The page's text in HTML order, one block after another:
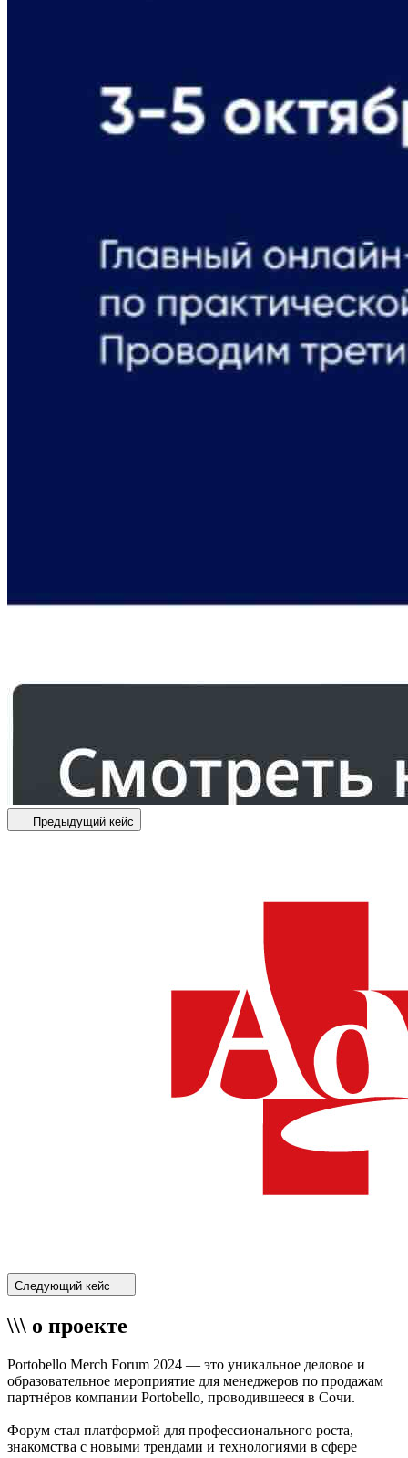
Предыдущий кейс
Следующий кейс
\\\ о проекте
Portobello Merch Forum 2024 — это уникальное деловое и
образовательное мероприятие для менеджеров по продажам
партнёров компании Portobello, проводившееся в Сочи.
Форум стал платформой для профессионального роста,
знакомства с новыми трендами и технологиями в сфере